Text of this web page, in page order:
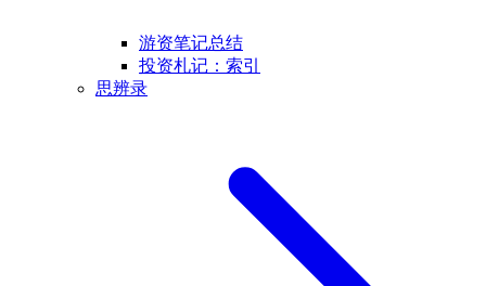
游资笔记总结
投资札记：索引
思辨录